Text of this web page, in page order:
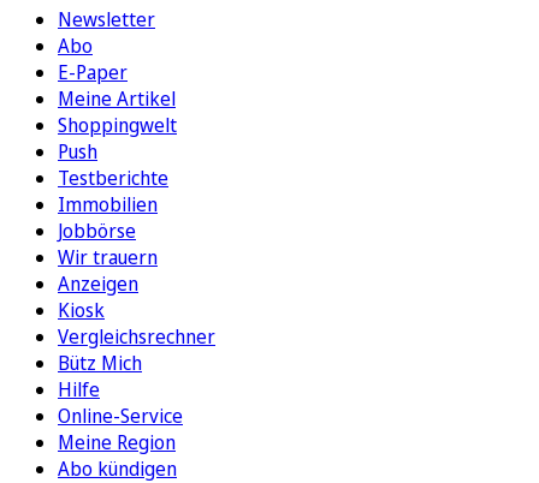
Newsletter
Abo
E-Paper
Meine Artikel
Shoppingwelt
Push
Testberichte
Immobilien
Jobbörse
Wir trauern
Anzeigen
Kiosk
Vergleichsrechner
Bütz Mich
Hilfe
Online-Service
Meine Region
Abo kündigen